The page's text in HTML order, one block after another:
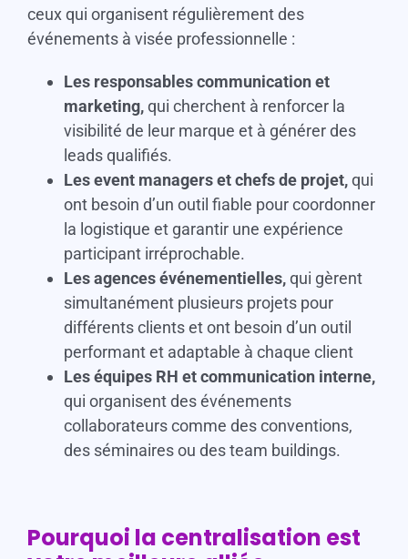
ceux qui organisent régulièrement des
événements à visée professionnelle :
Les responsables communication et
marketing,qui cherchent à renforcer la
visibilité de leur marque et à générer des
leads qualifiés.
Les event managers et chefs de projet,qui
ont besoin d’un outil fiable pour coordonner
la logistique et garantir une expérience
participant irréprochable.
Les agences événementielles,qui gèrent
simultanément plusieurs projets pour
différents clients et ont besoin d’un outil
performant et adaptable à chaque client
Les équipes RH et communication interne,
qui organisent des événements
collaborateurs comme des conventions,
des séminaires ou des team buildings.
Pourquoi la centralisation est